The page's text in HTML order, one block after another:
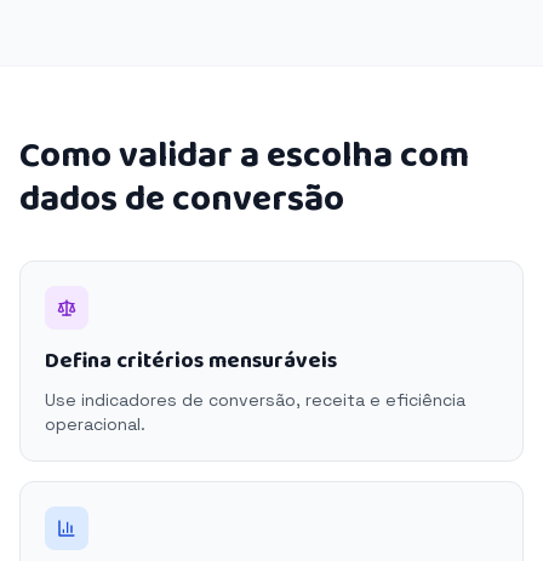
Como validar a escolha com
dados de conversão
Defina critérios mensuráveis
Use indicadores de conversão, receita e eficiência
operacional.